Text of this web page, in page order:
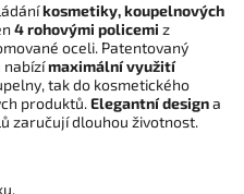
kosmetiky, koupelnových
4 rohovými policemi z
oceli. Patentovaný
nabízímaximální využití
tak do kosmetického
produktů.Elegantní designa
zaručují dlouhou životnost.